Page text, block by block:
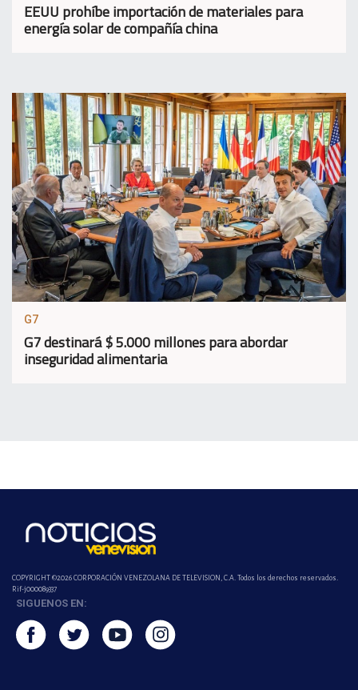
EEUU prohíbe importación de materiales para
energía solar de compañía china
G7
G7 destinará $ 5.000 millones para abordar
inseguridad alimentaria
COPYRIGHT ©2026 CORPORACIÓN VENEZOLANA DE TELEVISION, C.A. Todos los derechos reservados.
Rif-j000089337
SIGUENOS EN: